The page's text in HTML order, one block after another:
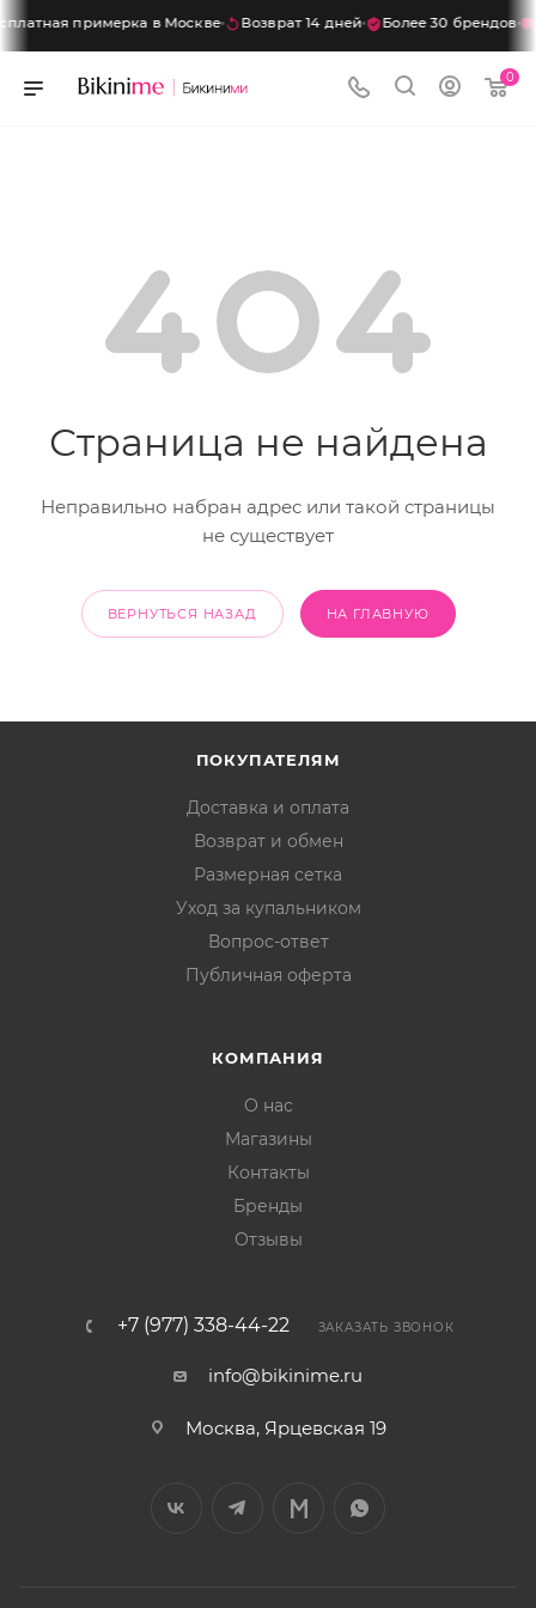
примерка в Москве Возврат 14 дней Более 30 брендов
0
Страница не найдена
Неправильно набран адрес или такой страницы
не существует
ВЕРНУТЬСЯ НАЗАД НА ГЛАВНУЮ
ПОКУПАТЕЛЯМ
Доставка и оплата
Возврат и обмен
Размерная сетка
Уход за купальником
Вопрос-ответ
Публичная оферта
КОМПАНИЯ
О нас
Магазины
Контакты
Бренды
Отзывы
+7 (977) 338-44-22 ЗАКАЗАТЬ ЗВОНОК
info@bikinime.ru
Москва, Ярцевская 19
×
Скидка 10%на первый заказ
Хочу скидку